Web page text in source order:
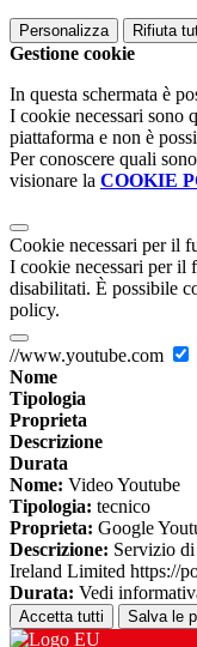
Personalizza Rifiuta
Gestione cookie
In questa schermata è
I cookie necessari sono
piattaforma e non è
Per conoscere quali
visionare la COOKIE
Cookie necessari per il
I cookie necessari per il
disabilitati. È possibile
policy.
//www.youtube.com
Nome
Tipologia
Proprieta
Descrizione
Durata
Nome: Video Youtube
Tipologia: tecnico
Proprieta: Google
Descrizione: Servizio
Ireland Limited https://
Durata: Vedi
Accetta tutti Salva le